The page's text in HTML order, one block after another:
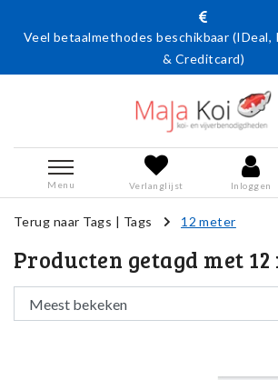
Veel betaalmethodes beschikbaar (IDeal,
& Creditcard)
Menu Verlanglijst Inloggen
Terug naar Tags | Tags 12 meter
Producten getagd met